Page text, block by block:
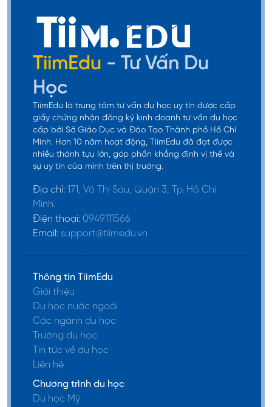
TiimEdu - Tư Vấn Du
Học
TiimEdu là trung tâm tư vấn du học uy tín được cấp
giấy chứng nhận đăng ký kinh doanh tư vấn du học
cấp bởi Sở Giáo Dục và Đào Tạo Thành phố Hồ Chí
Minh. Hơn 10 năm hoạt động, TiimEdu đã đạt được
nhiều thành tựu lớn, góp phần khẳng định vị thế và
sự uy tín của mình trên thị trường.
Địa chỉ: 171, Võ Thị Sáu, Quận 3, Tp. Hồ Chí
Minh.
Điện thoại: 0949111566
Email: support@tiimedu.vn
Thông tin TiimEdu
Giới thiệu
Du học nước ngoài
Các ngành du học
Trường du học
Tin tức về du học
Liên hệ
Chương trình du học
Du học Mỹ